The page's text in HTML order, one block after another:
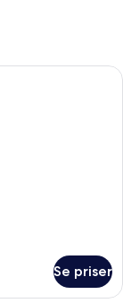
en stor säng, en
Se priser